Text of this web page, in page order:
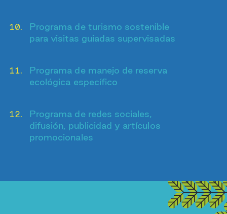
Programa de turismo sostenible
para visitas guiadas supervisadas
Programa de manejo de reserva
ecológica específico
Programa de redes sociales,
difusión, publicidad y artículos
promocionales